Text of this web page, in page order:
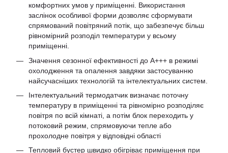
комфортних умов у приміщенні. Використання
заслінок особливої ​​форми дозволяє сформувати
спрямований повітряний потік, що забезпечує більш
рівномірний розподіл температури у всьому
приміщенні.
Значення сезонної ефективності до A+++ в режимі
охолодження та опалення завдяки застосуванню
найсучасніших технологій та інтелектуальних систем.
Інтелектуальний термодатчик визначає поточну
температуру в приміщенні та рівномірно розподіляє
повітря по всій кімнаті, а потім блок переходить у
потоковий режим, спрямовуючи тепле або
прохолодне повітря у відповідні області
Тепловий бустер швидко обігріває приміщення при